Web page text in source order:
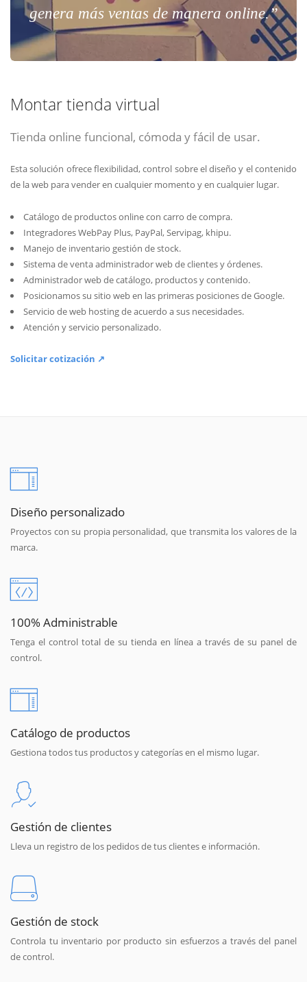
genera más ventas de manera online.”
Montar tienda virtual
Tienda online funcional, cómoda y fácil de usar.
Esta solución ofrece flexibilidad, control sobre el diseño y el contenido
de la web para vender en cualquier momento y en cualquier lugar.
Catálogo de productos online con carro de compra.
Integradores WebPay Plus, PayPal, Servipag, khipu.
Manejo de inventario gestión de stock.
Sistema de venta administrador web de clientes y órdenes.
Administrador web de catálogo, productos y contenido.
Posicionamos su sitio web en las primeras posiciones de Google.
Servicio de web hosting de acuerdo a sus necesidades.
Atención y servicio personalizado.
Solicitar cotización ↗
Diseño personalizado
Proyectos con su propia personalidad, que transmita los valores de la
marca.
100% Administrable
Tenga el control total de su tienda en línea a través de su panel de
control.
Catálogo de productos
Gestiona todos tus productos y categorías en el mismo lugar.
Gestión de clientes
Lleva un registro de los pedidos de tus clientes e información.
Gestión de stock
Controla tu inventario por producto sin esfuerzos a través del panel
de control.